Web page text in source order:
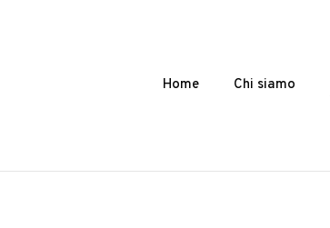
Home Chi siamo